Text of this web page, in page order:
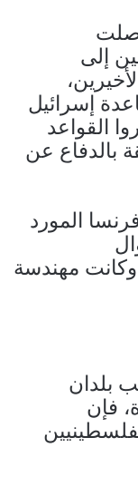
إلى
إسرائيل
القواعد
بالدفاع عن
المورد
وحتى عام 1967، وكانت مهندسة
بلدان
فإن